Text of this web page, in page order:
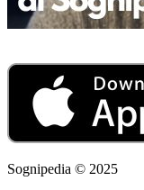
Sognipedia © 2025